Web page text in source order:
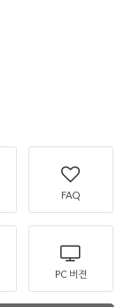
FAQ
PC 버젼